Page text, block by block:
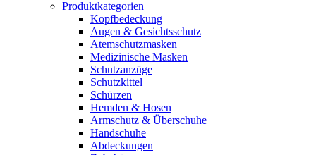
Produktkategorien
Kopfbedeckung
Augen & Gesichtsschutz
Atemschutzmasken
Medizinische Masken
Schutzanzüge
Schutzkittel
Schürzen
Hemden & Hosen
Armschutz & Überschuhe
Handschuhe
Abdeckungen